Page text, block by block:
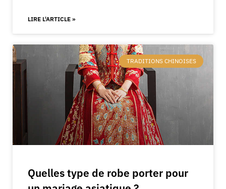
LIRE L'ARTICLE »
TRADITIONS CHINOISES
Quelles type de robe porter pour